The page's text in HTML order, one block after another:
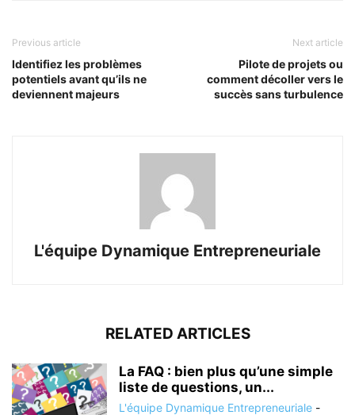
Previous article
Identifiez les problèmes
potentiels avant qu’ils ne
deviennent majeurs
Next article
Pilote de projets ou
comment décoller vers le
succès sans turbulence
L'équipe Dynamique Entrepreneuriale
RELATED ARTICLES
La FAQ : bien plus qu’une simple
liste de questions, un...
L'équipe Dynamique Entrepreneuriale -